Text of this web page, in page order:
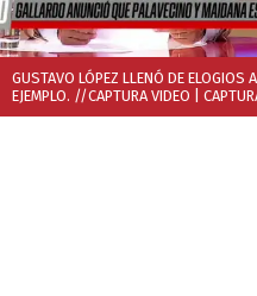
GUSTAVO LÓPEZ LLENÓ DE ELOGIOS
EJEMPLO. //CAPTURA VIDEO |